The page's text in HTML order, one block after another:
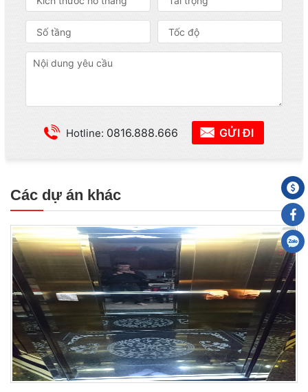
Hotline: 0816.888.666 GỬI ĐI
Các dự án khác